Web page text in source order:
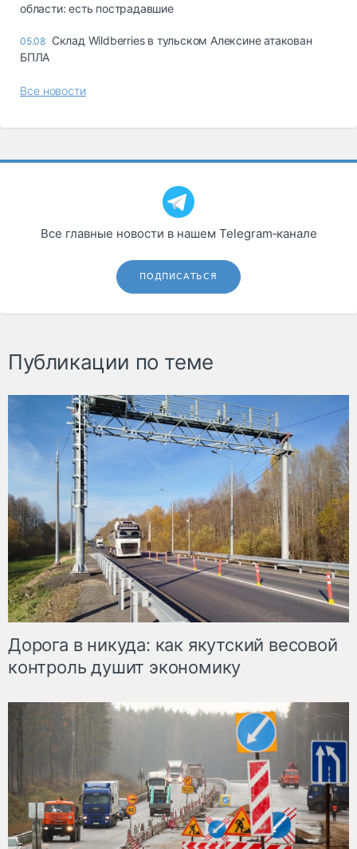
области: есть пострадавшие
05.08 Склад Wildberries в тульском Алексине атакован
БПЛА
Все новости
Все главные новости в нашем Telegram‑канале
ПОДПИСАТЬСЯ
Публикации по теме
Дорога в никуда: как якутский весовой
контроль душит экономику